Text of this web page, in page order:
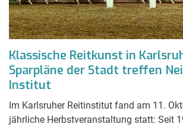
Klassische Reitkunst in
Sparpläne der Stadt treffen
Institut
Im Karlsruher Reitinstitut fand am 11.
jährliche Herbstveranstaltung statt: Seit